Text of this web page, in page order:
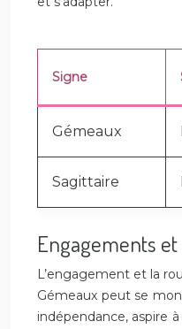
Signe
Gémeaux
Sagittaire
Engagements
L’engagement et la
Gémeaux peut se
indépendance, aspire